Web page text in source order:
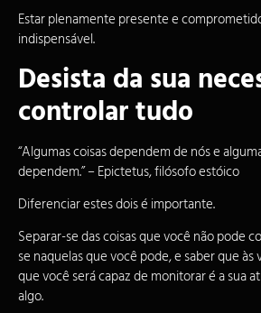
Estar plenamente presente e
indispensável.
Desista da sua
controlar tudo
“Algumas coisas dependem de nós e
dependem.” – Epictetus, filósofo estóico
Diferenciar estes dois é importante.
Separar-se das coisas que você não pode
se naquelas que você pode, e saber que às
que você será capaz de monitorar é a sua
algo.